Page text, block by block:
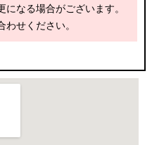
なる場合がございます。
せください。